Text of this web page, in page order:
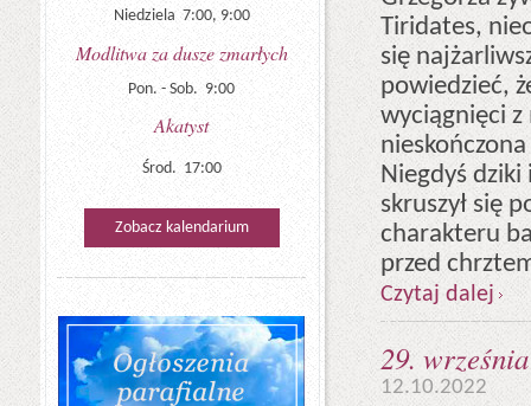
Niedziela 7:00, 9:00
Modlitwa za dusze zmarłych
Pon. - Sob. 9:00
Akatyst
Środ. 17:00
Zobacz kalendarium
Tiridates,
się
powiedzieć,
wyciągnięci z
Niegdyś
skruszył się
charakteru
przed
Czytaj dalej
29.
12.10.2022